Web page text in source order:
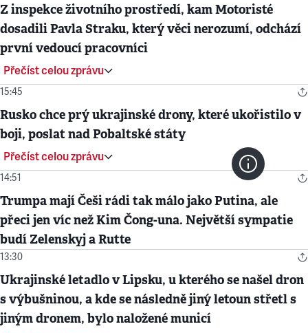
Z inspekce životního prostředí, kam Motoristé
dosadili Pavla Straku, který věci nerozumí, odchází
první vedoucí pracovníci
Přečíst celou zprávu
15:45
Rusko chce prý ukrajinské drony, které ukořistilo v
boji, poslat nad Pobaltské státy
Přečíst celou zprávu
14:51
Trumpa mají Češi rádi tak málo jako Putina, ale
přeci jen víc než Kim Čong-una. Největší sympatie
budí Zelenskyj a Rutte
13:30
Ukrajinské letadlo v Lipsku, u kterého se našel dron
s výbušninou, a kde se následně jiný letoun střetl s
jiným dronem, bylo naložené municí